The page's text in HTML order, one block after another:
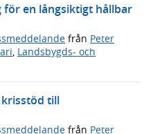
för en långsiktigt hållbar
från Peter
Landsbygds- och
till
från Peter